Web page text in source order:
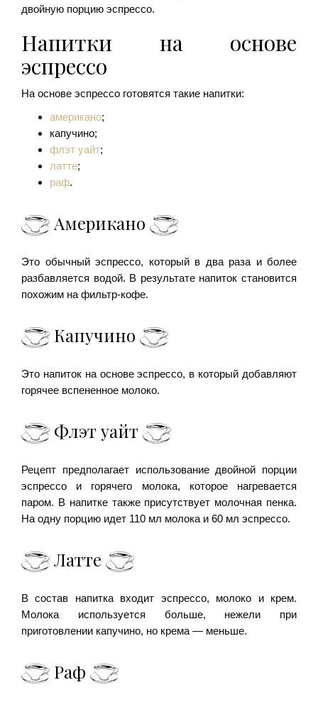
двойную порцию эспрессо.
Напитки на основе
эспрессо
На основе эспрессо готовятся такие напитки:
американо;
капучино;
флэт уайт;
латте;
раф.
Американо
Это обычный эспрессо, который в два раза и более
разбавляется водой. В результате напиток становится
похожим на фильтр-кофе.
Капучино
Это напиток на основе эспрессо, в который добавляют
горячее вспененное молоко.
Флэт уайт
Рецепт предполагает использование двойной порции
эспрессо и горячего молока, которое нагревается
паром. В напитке также присутствует молочная пенка.
На одну порцию идет 110 мл молока и 60 мл эспрессо.
Латте
В состав напитка входит эспрессо, молоко и крем.
Молока используется больше, нежели при
приготовлении капучино, но крема — меньше.
Раф